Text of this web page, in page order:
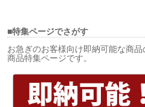
■特集ページでさがす
お急ぎのお客様向け即納可能な商
商品特集ページです。